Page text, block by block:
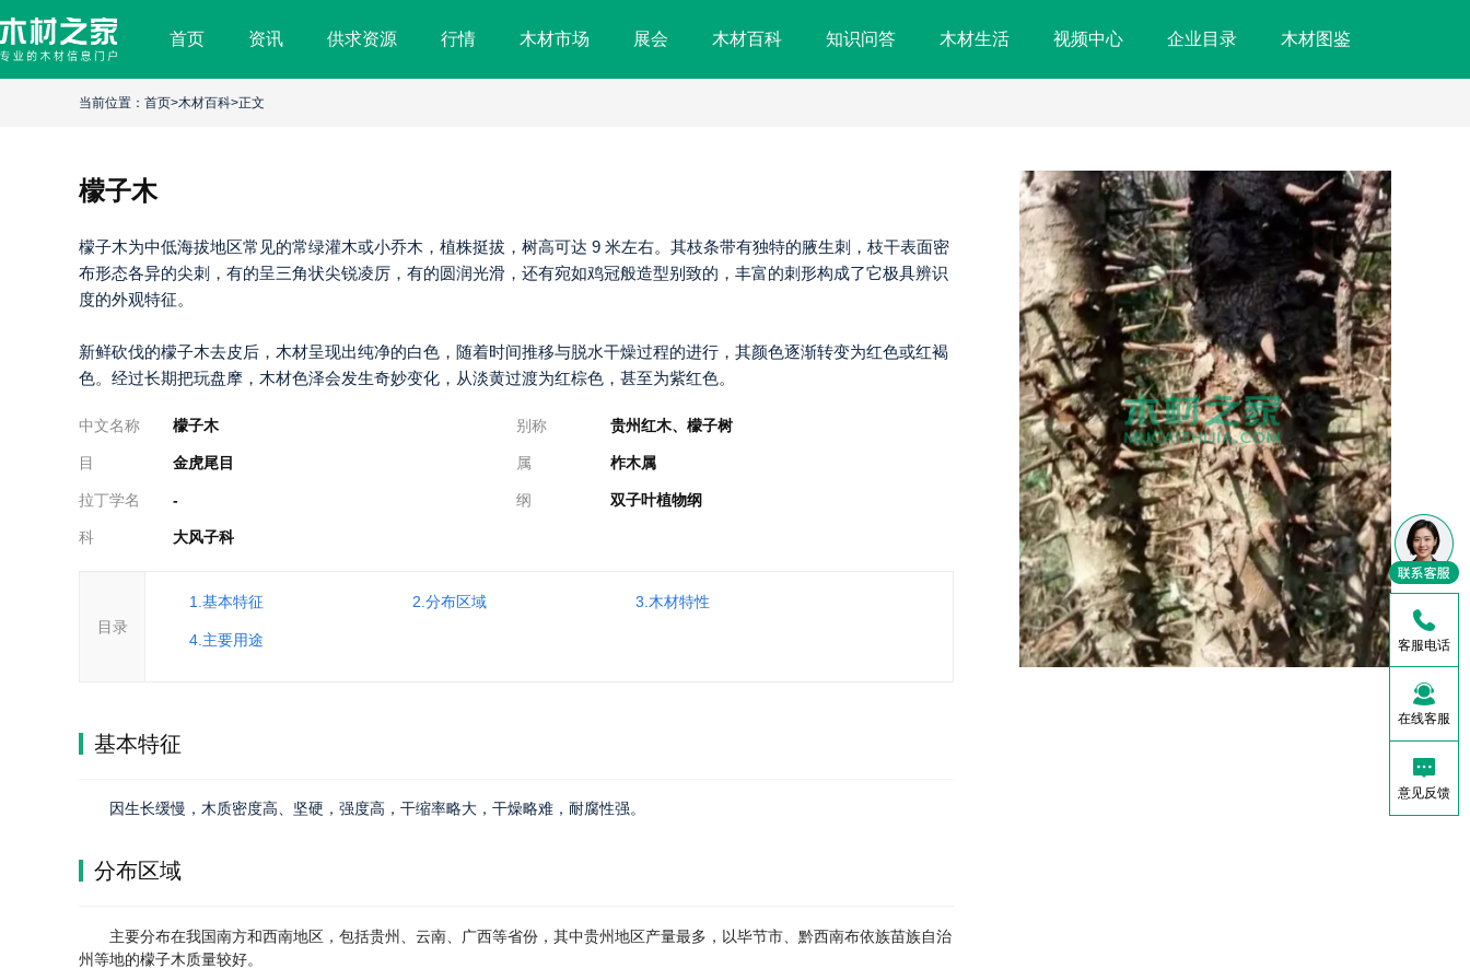
首页 资讯 供求资源 行情 木材市场 展会 木材百科 知识问答 木材生活 视频中心 企业目录 木材图鉴
客服电话
在线客服
意见反馈
当前位置： 首页>木材百科>正文
檬子木
檬子木为中低海拔地区常见的常绿灌木或小乔木，植株挺拔，树高可达 9 米左右。其枝条带有独特的腋生刺，枝干表面密
布形态各异的尖刺，有的呈三角状尖锐凌厉，有的圆润光滑，还有宛如鸡冠般造型别致的，丰富的刺形构成了它极具辨识
度的外观特征。
新鲜砍伐的檬子木去皮后，木材呈现出纯净的白色，随着时间推移与脱水干燥过程的进行，其颜色逐渐转变为红色或红褐
色。经过长期把玩盘摩，木材色泽会发生奇妙变化，从淡黄过渡为红棕色，甚至为紫红色。
中文名称 檬子木 别称 贵州红木、檬子树
目 金虎尾目 属 柞木属
拉丁学名 - 纲 双子叶植物纲
科 大风子科
目录
1.基本特征 2.分布区域 3.木材特性
4.主要用途
基本特征
因生长缓慢，木质密度高、坚硬，强度高，干缩率略大，干燥略难，耐腐性强。
分布区域
主要分布在我国南方和西南地区，包括贵州、云南、广西等省份，其中贵州地区产量最多，以毕节市、黔西南布依族苗族自治
州等地的檬子木质量较好。